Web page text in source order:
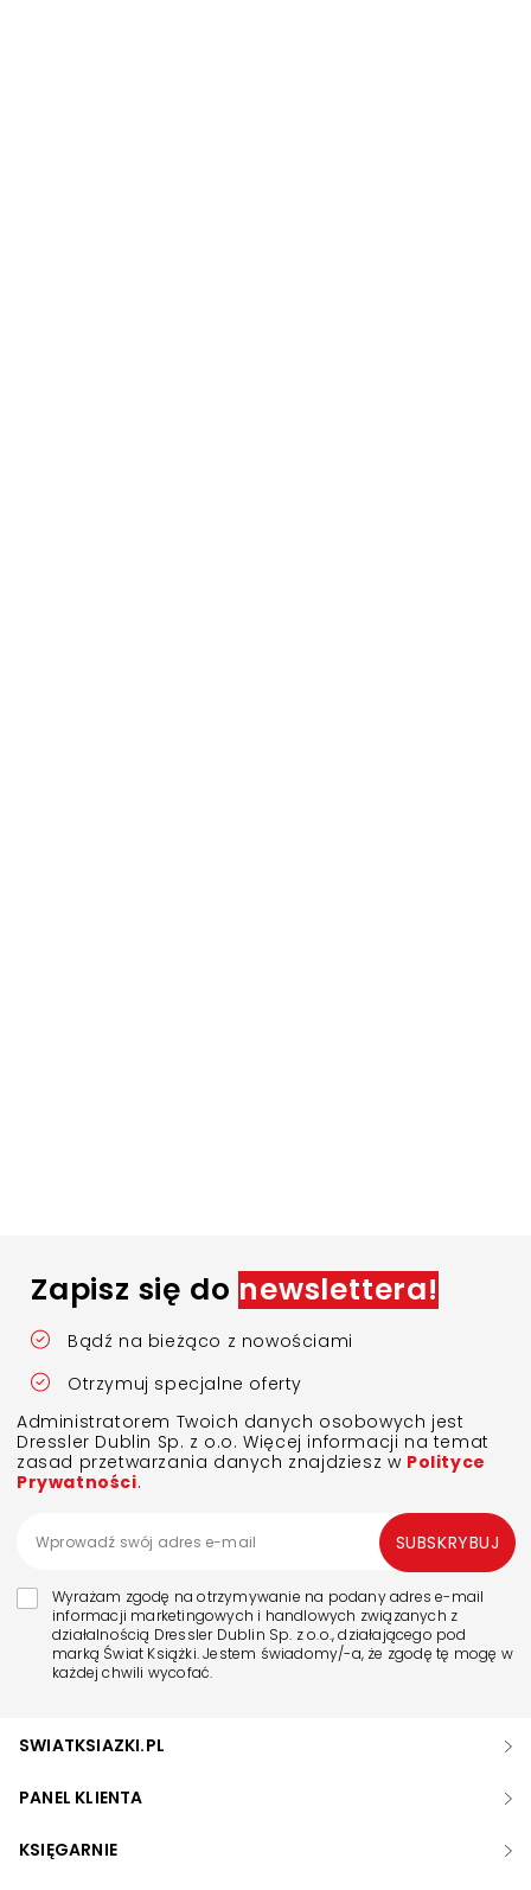
Zapisz się do newslettera!
Bądź na bieżąco z nowościami
Otrzymuj specjalne oferty
Administratorem Twoich danych osobowych jest
Dressler Dublin Sp. z o.o. Więcej informacji na temat
zasad przetwarzania danych znajdziesz w Polityce
Prywatności.
Wyrażam zgodę na otrzymywanie na podany adres e-mail
informacji marketingowych i handlowych związanych z
działalnością Dressler Dublin Sp. z o.o., działającego pod
marką Świat Książki. Jestem świadomy/-a, że zgodę tę mogę w
każdej chwili wycofać.
SUBSKRYBUJ
SWIATKSIAZKI.PL
PANEL KLIENTA
KSIĘGARNIE